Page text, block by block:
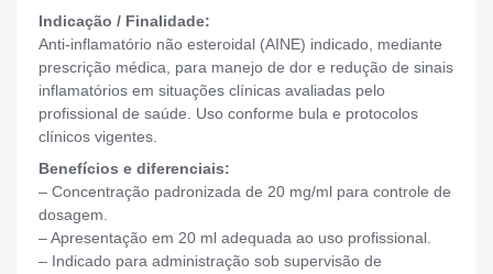
Indicação / Finalidade:
Anti-inflamatório não esteroidal (AINE) indicado, mediante
prescrição médica, para manejo de dor e redução de sinais
inflamatórios em situações clínicas avaliadas pelo
profissional de saúde. Uso conforme bula e protocolos
clínicos vigentes.
Benefícios e diferenciais:
– Concentração padronizada de 20 mg/ml para controle de
dosagem.
– Apresentação em 20 ml adequada ao uso profissional.
– Indicado para administração sob supervisão de